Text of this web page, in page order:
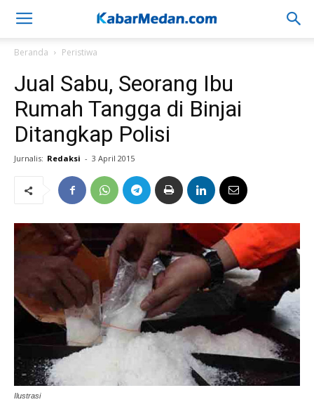
Beranda Peristiwa
Jual Sabu, Seorang Ibu
Rumah Tangga di Binjai
Ditangkap Polisi
Jurnalis: Redaksi - 3 April 2015
Ilustrasi